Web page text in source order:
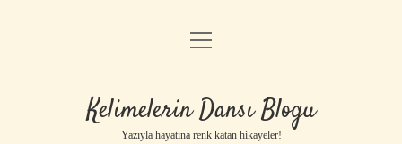
Anasayfa
Yasal Uyarı
menüyü
Kelimelerin Dansı Blogu
Yazıyla hayatına renk katan hikayeler!